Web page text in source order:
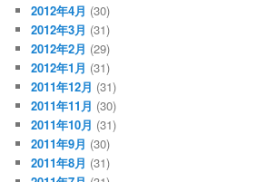
2012年4月 (30)
2012年3月 (31)
2012年2月 (29)
2012年1月 (31)
2011年12月 (31)
2011年11月 (30)
2011年10月 (31)
2011年9月 (30)
2011年8月 (31)